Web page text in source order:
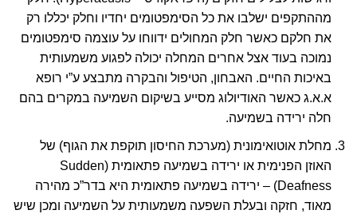
מההתקפים ישלבו את כל הסימפטומים יחדיו וחלק יכללו רק
את חלקם כאשר חלק המחולים ידווחו על עוצמה סימפטומים
נמוכה בעוד אצל אחרים המחלה יכולה לפגוע משמעותית
באיכות החיים. האבחון, הטיפול והבקרה מתבצע ע”י רופא
א.א.ג כאשר האודיולוג מסייע בשיקום השמיעה במקרים בהם
חלה ירידה בשמיעה.
מחלת אוטואימונית (מערכת החיסון תוקפת את הגוף) של
האוזן הפנימית או ירידה בשמיעה פתאומית (Sudden
Deafness) – ירידה בשמיעה פתאומית היא בדר”כ מהירה
מאוד, חזקה ובעלת השפעה משמעותית על השמיעה ומכן שיש